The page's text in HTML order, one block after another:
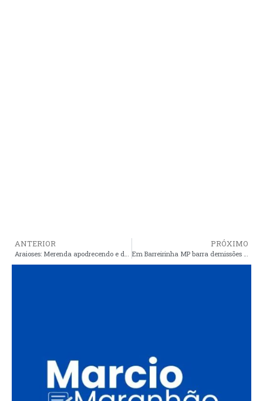
ANTERIOR
Araioses: Merenda apodrecendo e dezenas de frangos no lixo, enquanto famílias de alunos passam fome
PRÓXIMO
Em Barreirinha MP barra demissões de contratados, mas em Araioses Cristino faz demissões em massa em período proibido para ente público